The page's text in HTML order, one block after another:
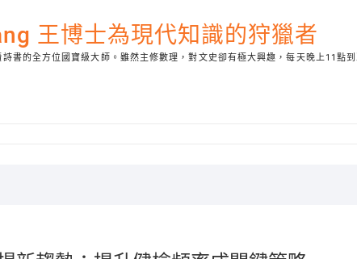
王博士為現代知識的狩獵者
書的全方位國寶級大師。雖然主修數理，對文史卻有極大興趣，每天晚上11點